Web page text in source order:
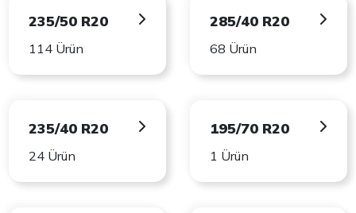
235/50 R20
114 Ürün
285/40 R20
68 Ürün
235/40 R20
24 Ürün
195/70 R20
1 Ürün